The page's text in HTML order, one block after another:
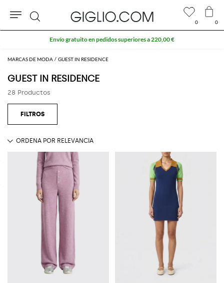
MARCAS DE MODA GUEST IN RESIDENCE
GUEST IN RESIDENCE
28 Productos
0 0
Buscar
Envío gratuito en pedidos superiores a 220,00 €